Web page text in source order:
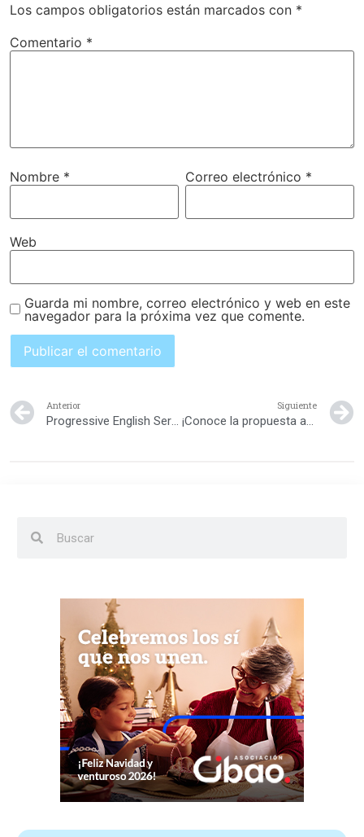
Los campos obligatorios están marcados con *
Comentario *
Nombre * Correo electrónico *
Web
Guarda mi nombre, correo electrónico y web en este
navegador para la próxima vez que comente.
Anterior
Progressive English Services
Siguiente
¡Conoce la propuesta académica del Preescolar y Colegio Domínico Americano!